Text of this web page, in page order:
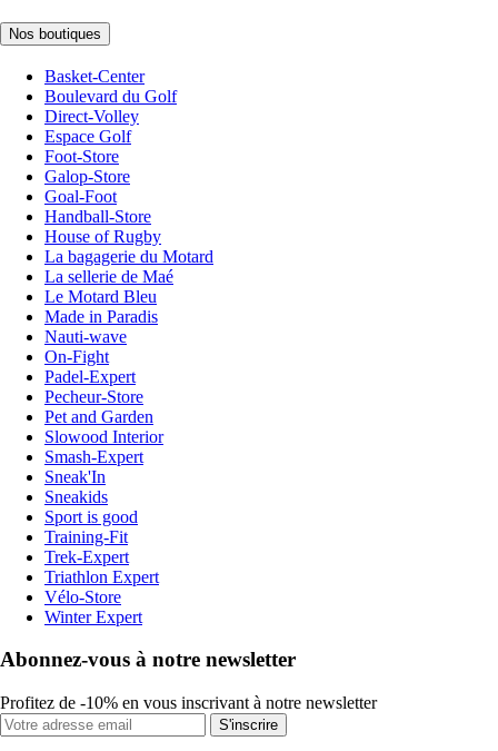
Nos boutiques
Basket-Center
Boulevard du Golf
Direct-Volley
Espace Golf
Foot-Store
Galop-Store
Goal-Foot
Handball-Store
House of Rugby
La bagagerie du Motard
La sellerie de Maé
Le Motard Bleu
Made in Paradis
Nauti-wave
On-Fight
Padel-Expert
Pecheur-Store
Pet and Garden
Slowood Interior
Smash-Expert
Sneak'In
Sneakids
Sport is good
Training-Fit
Trek-Expert
Triathlon Expert
Vélo-Store
Winter Expert
Abonnez-vous à notre newsletter
Profitez de -10% en vous inscrivant à notre newsletter
S'inscrire